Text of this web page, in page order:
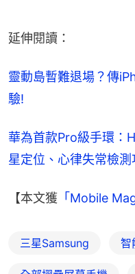
延伸閱讀：
靈動島暫難退場？傳
驗!
華為首款Pro級手環：
星定位、心律失常檢
【本文獲 「Mobile
三星Samsung 智